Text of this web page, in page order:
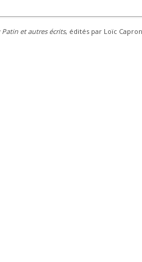
et autres écrits, édités par Loïc